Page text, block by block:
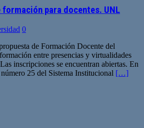
formación para docentes. UNL
0
de Formación Docente del
entre presencias y virtualidades
inscripciones se encuentran abiertas. En
25 del Sistema Institucional […]